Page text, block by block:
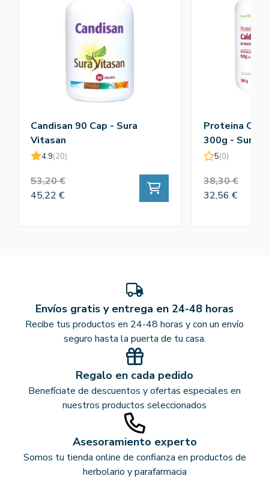
Candisan 90 Cap - Sura
Vitasan
4.9(20)
53,20 €
45,22 €
Proteina
300g - Sura
5(0)
38,30 €
32,56 €
Envíos gratis y entrega en 24-48 horas
Recibe tus productos en 24-48 horas y con un envío
seguro hasta la puerta de tu casa.
Regalo en cada pedido
Benefíciate de descuentos y ofertas especiales en
nuestros productos seleccionados
Asesoramiento experto
Somos tu tienda online de confianza en productos de
herbolario y parafarmacia